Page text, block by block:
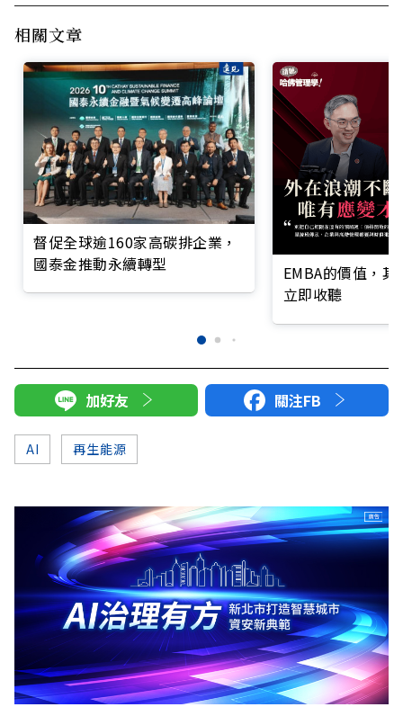
相關文章
督促全球逾160家高碳排企業，
國泰金推動永續轉型
EMBA的價值，
立即收聽
加好友 關注FB
AI 再生能源